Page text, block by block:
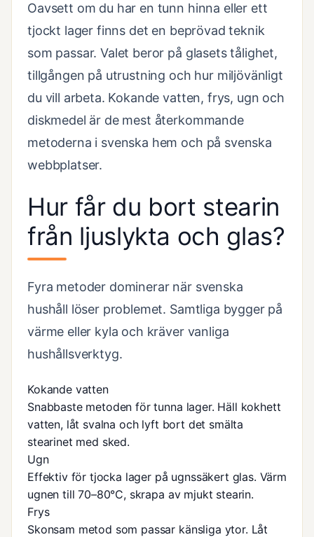
Oavsett om du har en tunn hinna eller ett
tjockt lager finns det en beprövad teknik
som passar. Valet beror på glasets tålighet,
tillgången på utrustning och hur miljövänligt
du vill arbeta. Kokande vatten, frys, ugn och
diskmedel är de mest återkommande
metoderna i svenska hem och på svenska
webbplatser.
Hur får du bort stearin
från ljuslykta och glas?
Fyra metoder dominerar när svenska
hushåll löser problemet. Samtliga bygger på
värme eller kyla och kräver vanliga
hushållsverktyg.
Kokande vatten
Snabbaste metoden för tunna lager. Häll kokhett
vatten, låt svalna och lyft bort det smälta
stearinet med sked.
Ugn
Effektiv för tjocka lager på ugnssäkert glas. Värm
ugnen till 70–80°C, skrapa av mjukt stearin.
Frys
Skonsam metod som passar känsliga ytor. Låt